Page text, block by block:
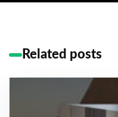
Related posts